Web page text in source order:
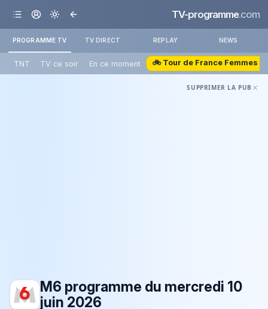
TV-programme.com
PROGRAMME TV TV DIRECT REPLAY NEWS
TNT TV ce soir En ce moment 🚲 Tour de France Femmes
SUPPRIMER LA PUB
M6 programme du mercredi 10
juin 2026